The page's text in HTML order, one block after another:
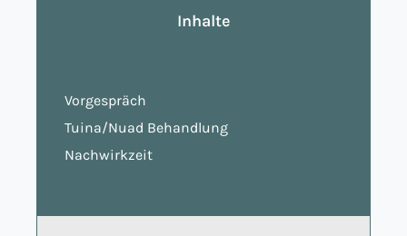
Inhalte
Vorgespräch
Tuina/Nuad Behandlung
Nachwirkzeit